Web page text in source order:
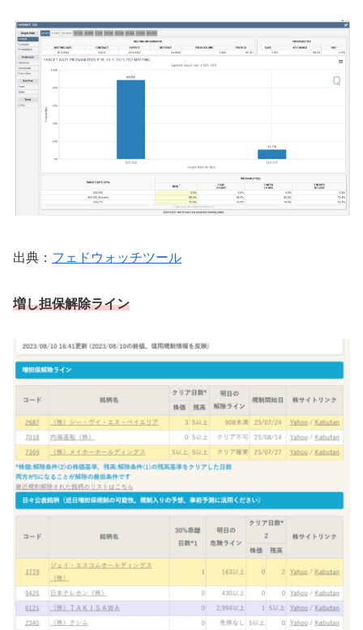
出典： フェドウォッチツール
増し担保解除ライン